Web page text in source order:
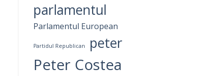
parlamentul
Parlamentul European
Partidul Republican peter
Peter Costea